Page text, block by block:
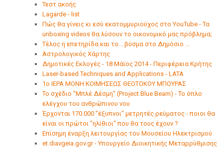
Τεστ ακοής
Lagarde - list
Πώς θα γίνεις κι εσύ εκατομμυριούχος στο YouTube - Τα
unboxing videos θα λύσουν το οικονομικό μας πρόβλημα;
Τέλος η επετηρίδα και το... βύσμα στο Δημόσιο ...
Αστρολογικός Χάρτης
Δημοτικές Εκλογές - 18 Μάϊος 2014 - Περιφέρεια Κρήτης
Laser-based Techniques and Applications - LATA
1ο ΙΕΡΑ ΜΟΝΗ ΚΟΙΜΗΣΕΩΣ ΘΕΟΤΟΚΟΥ ΜΠΟΥΡΑΣ
Το σχέδιο "Μπλέ Δέσμη" (Project Blue Beam) - Το όπλο
ελέγχου του ανθρώπινου νου
Έρχονται 170.000 "έξυπνοι" μετρητές ρεύματος - ποιοι θα
είναι οι πρώτοι "ηλίθιοι" που θα τους έχουν ?
Επίσημη έναρξη λειτουργίας του Μουσείου Ηλεκτρισμού
et.diavgeia.gov.gr - Yπουργείο Διοικητικής Μεταρρύθμισης